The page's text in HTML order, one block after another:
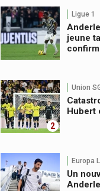
Ligue 1
jeune
2
Union
Hubert
Europa
Un